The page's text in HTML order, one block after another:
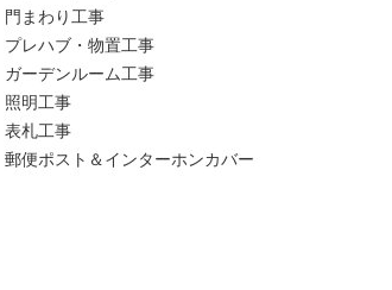
門まわり工事
プレハブ・物置工事
ガーデンルーム工事
照明工事
表札工事
郵便ポスト＆インターホンカバー